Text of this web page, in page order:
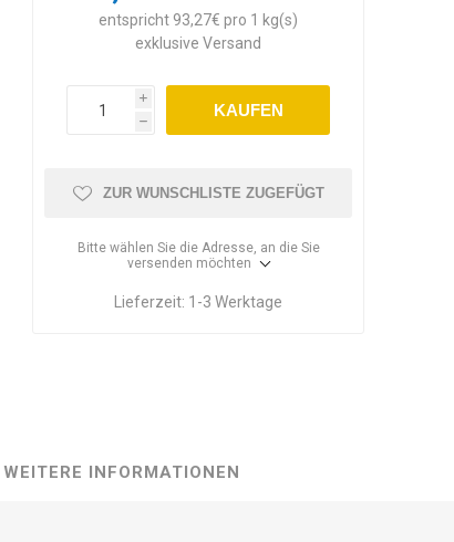
entspricht 93,27€ pro 1 kg(s)
exklusiveVersand
i
h
KAUFEN
ZUR WUNSCHLISTE ZUGEFÜGT
Bitte wählen Sie die Adresse, an die Sie
versenden möchten
Lieferzeit: 1-3 Werktage
WEITERE INFORMATIONEN